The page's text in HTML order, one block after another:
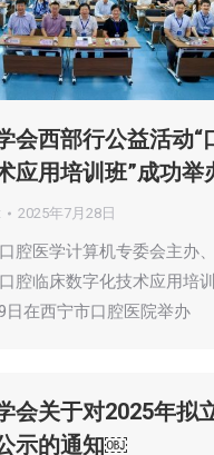
会西部行公益活动“
应用培训班”成功举
2025年7月28日
腔医学计算机专委会主办
腔临床数字化技术应用培
日在西宁市口腔医院举办
会关于对2025年拟
示的通知￼